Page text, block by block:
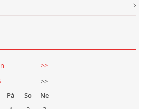
>>
>>
Pá So
Ne